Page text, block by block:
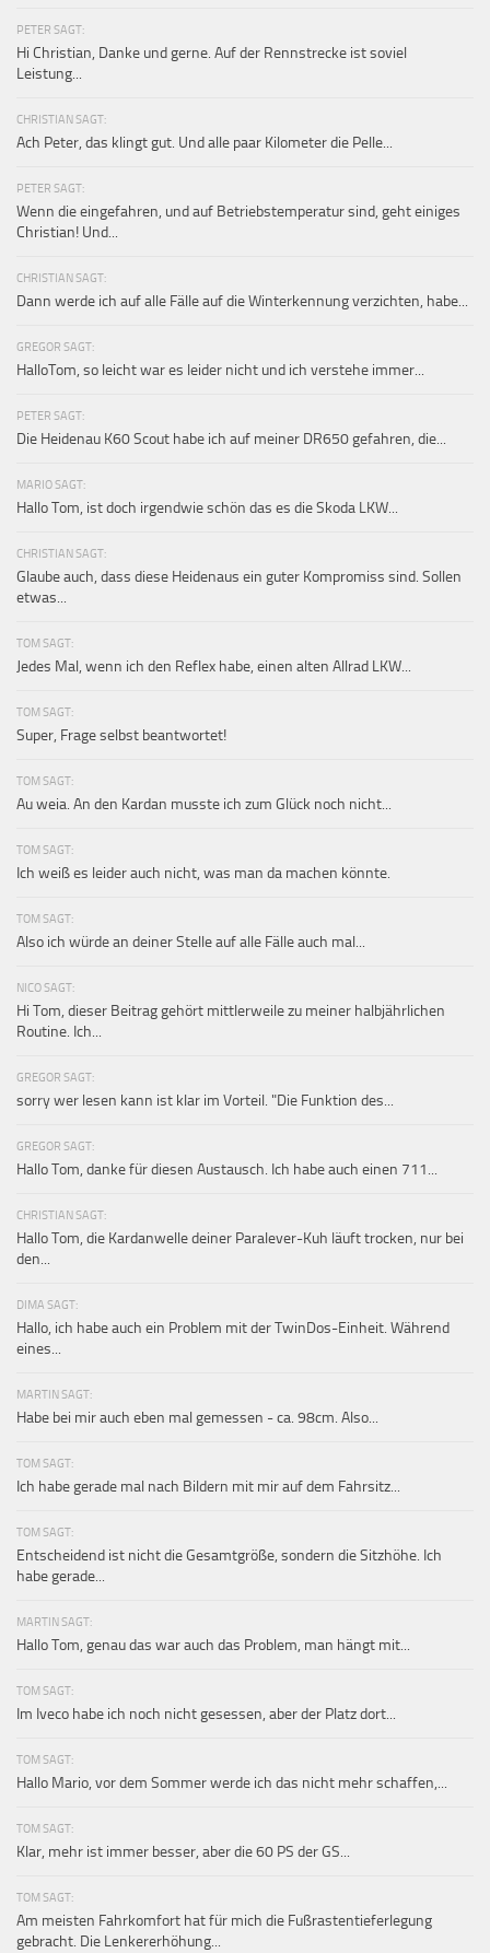
PETER SAGT:
Hi Christian, Danke und gerne. Auf der Rennstrecke ist soviel
Leistung...
CHRISTIAN SAGT:
Ach Peter, das klingt gut. Und alle paar Kilometer die Pelle...
PETER SAGT:
Wenn die eingefahren, und auf Betriebstemperatur sind, geht einiges
Christian! Und...
CHRISTIAN SAGT:
Dann werde ich auf alle Fälle auf die Winterkennung verzichten, habe...
GREGOR SAGT:
HalloTom, so leicht war es leider nicht und ich verstehe immer...
PETER SAGT:
Die Heidenau K60 Scout habe ich auf meiner DR650 gefahren, die...
MARIO SAGT:
Hallo Tom, ist doch irgendwie schön das es die Skoda LKW...
CHRISTIAN SAGT:
Glaube auch, dass diese Heidenaus ein guter Kompromiss sind. Sollen
etwas...
TOM SAGT:
Jedes Mal, wenn ich den Reflex habe, einen alten Allrad LKW...
TOM SAGT:
Super, Frage selbst beantwortet!
TOM SAGT:
Au weia. An den Kardan musste ich zum Glück noch nicht...
TOM SAGT:
Ich weiß es leider auch nicht, was man da machen könnte.
TOM SAGT:
Also ich würde an deiner Stelle auf alle Fälle auch mal...
NICO SAGT:
Hi Tom, dieser Beitrag gehört mittlerweile zu meiner halbjährlichen
Routine. Ich...
GREGOR SAGT:
sorry wer lesen kann ist klar im Vorteil. "Die Funktion des...
GREGOR SAGT:
Hallo Tom, danke für diesen Austausch. Ich habe auch einen 711...
CHRISTIAN SAGT:
Hallo Tom, die Kardanwelle deiner Paralever-Kuh läuft trocken, nur bei
den...
DIMA SAGT:
Hallo, ich habe auch ein Problem mit der TwinDos-Einheit. Während
eines...
MARTIN SAGT:
Habe bei mir auch eben mal gemessen - ca. 98cm. Also...
TOM SAGT:
Ich habe gerade mal nach Bildern mit mir auf dem Fahrsitz...
TOM SAGT:
Entscheidend ist nicht die Gesamtgröße, sondern die Sitzhöhe. Ich
habe gerade...
MARTIN SAGT:
Hallo Tom, genau das war auch das Problem, man hängt mit...
TOM SAGT:
Im Iveco habe ich noch nicht gesessen, aber der Platz dort...
TOM SAGT:
Hallo Mario, vor dem Sommer werde ich das nicht mehr schaffen,...
TOM SAGT:
Klar, mehr ist immer besser, aber die 60 PS der GS...
TOM SAGT:
Am meisten Fahrkomfort hat für mich die Fußrastentieferlegung
gebracht. Die Lenkererhöhung...